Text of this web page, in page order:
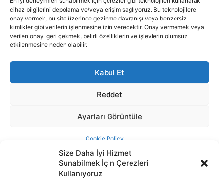
Size Daha İyi Hizmet
Sunabilmek İçin Çerezleri
Kullanıyoruz